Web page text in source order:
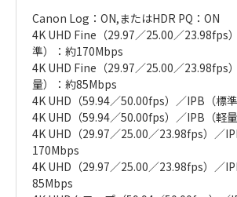
Canon Log：ON,またはHDR PQ：ON
4K UHD Fine（29.97／25.00／23.98fps
準）：約170Mbps
4K UHD Fine（29.97／25.00／23.98fps
量）：約85Mbps
4K UHD（59.94／50.00fps）／IPB（標
4K UHD（59.94／50.00fps）／IPB（軽
4K UHD（29.97／25.00／23.98fps）／
170Mbps
4K UHD（29.97／25.00／23.98fps）／
85Mbps